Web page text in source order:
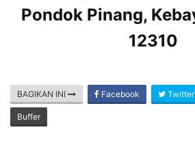
Pondok Pinang,
12310
BAGIKAN INI Facebook Twitter
Buffer